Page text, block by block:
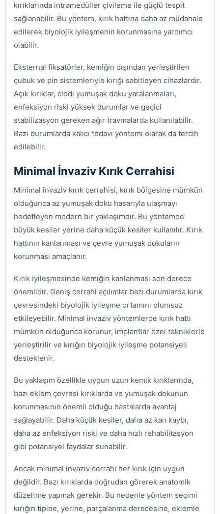
kırıklarında intramedüller çivileme ile güçlü tespit
sağlanabilir. Bu yöntem, kırık hattına daha az müdahale
edilerek biyolojik iyileşmenin korunmasına yardımcı
olabilir.
Eksternal fiksatörler, kemiğin dışından yerleştirilen
çubuk ve pin sistemleriyle kırığı sabitleyen cihazlardır.
Açık kırıklar, ciddi yumuşak doku yaralanmaları,
enfeksiyon riski yüksek durumlar ve geçici
stabilizasyon gereken ağır travmalarda kullanılabilir.
Bazı durumlarda kalıcı tedavi yöntemi olarak da tercih
edilebilir.
Minimal İnvaziv Kırık Cerrahisi
Minimal invaziv kırık cerrahisi, kırık bölgesine mümkün
olduğunca az yumuşak doku hasarıyla ulaşmayı
hedefleyen modern bir yaklaşımdır. Bu yöntemde
büyük kesiler yerine daha küçük kesiler kullanılır. Kırık
hattının kanlanması ve çevre yumuşak dokuların
korunması amaçlanır.
Kırık iyileşmesinde kemiğin kanlanması son derece
önemlidir. Geniş cerrahi açılımlar bazı durumlarda kırık
çevresindeki biyolojik iyileşme ortamını olumsuz
etkileyebilir. Minimal invaziv yöntemlerde kırık hattı
mümkün olduğunca korunur, implantlar özel tekniklerle
yerleştirilir ve kırığın biyolojik iyileşme potansiyeli
desteklenir.
Bu yaklaşım özellikle uygun uzun kemik kırıklarında,
bazı eklem çevresi kırıklarda ve yumuşak dokunun
korunmasının önemli olduğu hastalarda avantaj
sağlayabilir. Daha küçük kesiler, daha az kan kaybı,
daha az enfeksiyon riski ve daha hızlı rehabilitasyon
gibi potansiyel faydalar sunabilir.
Ancak minimal invaziv cerrahi her kırık için uygun
değildir. Bazı kırıklarda doğrudan görerek anatomik
düzeltme yapmak gerekir. Bu nedenle yöntem seçimi
kırığın tipine, yerine, parçalanma derecesine, eklemle